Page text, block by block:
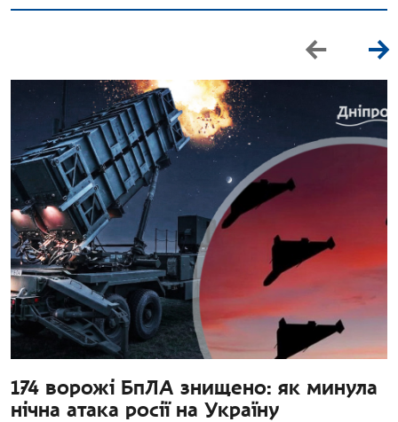
174 ворожі БпЛА знищено: як минула
нічна атака росії на Україну